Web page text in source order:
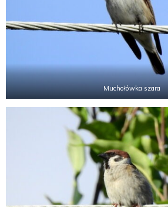
Muchołówka szara